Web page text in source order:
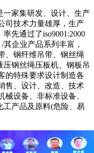
一家集研发、设计、生产
司技术力量雄厚，生产
先通过了iso9001:2000
其企业产品系列丰富，
、钢纤维吊带、钢丝绳
钢丝绳压板机、钢板吊
的特殊要求设计制造各
售、设计、改造、技术
设备、非标准设备、
产品及原料(危险、易